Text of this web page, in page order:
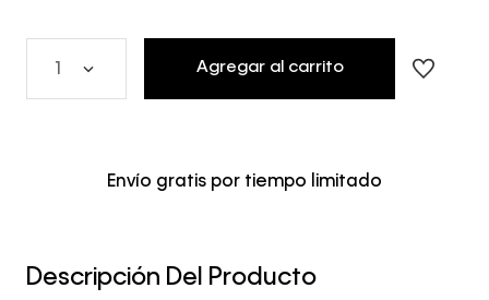
Agregar al carrito
Envío gratis por tiempo limitado
Descripción Del Producto